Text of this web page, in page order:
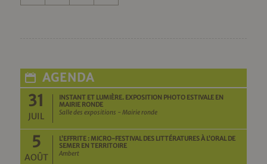
AGENDA
31
JUIL
INSTANT ET LUMIÈRE. EXPOSITION PHOTO ESTIVALE EN
MAIRIE RONDE
Salle des expositions - Mairie ronde
5
AOÛT
L’EFFRITE : MICRO-FESTIVAL DES LITTÉRATURES À L’ORAL DE
SEMER EN TERRITOIRE
Ambert